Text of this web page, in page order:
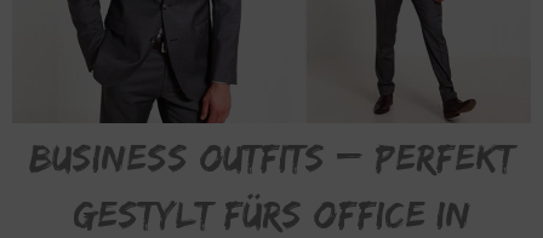
Business Outfits – perfekt
gestylt fürs Office in